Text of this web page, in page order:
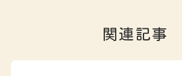
関連記事